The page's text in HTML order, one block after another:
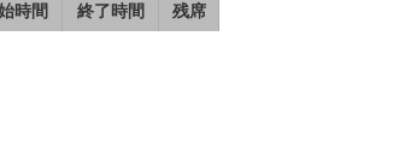
時間 終了時間 残席